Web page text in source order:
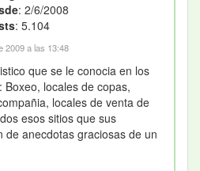
: 2/6/2008
: 5.104
2009 a las 13:48
que se le conocia en los
locales de copas,
locales de venta de
esos sitios que sus
de anecdotas graciosas de un